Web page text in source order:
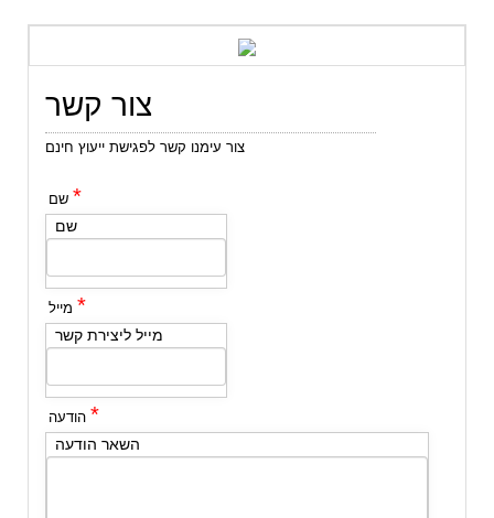
צור קשר
צור עימנו קשר לפגישת ייעוץ חינם
*
שם
*
מייל ליצירת קשר
*
השאר הודעה